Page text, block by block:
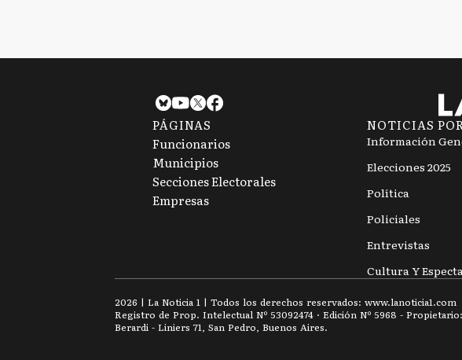
PÁGINAS
Funcionarios
Municipios
Secciones Electorales
Empresas
NOTICIAS
Información
Elecciones 2025
Política
Policiales
Entrevistas
Cultura Y
2026 | La Noticia 1 | Todos los derechos reservados: www.lanoticia1.com
Registro de Prop. Intelectual Nº 53092474 · Edición Nº 5968 -
Berardi - Liniers 71, San Pedro, Buenos Aires.